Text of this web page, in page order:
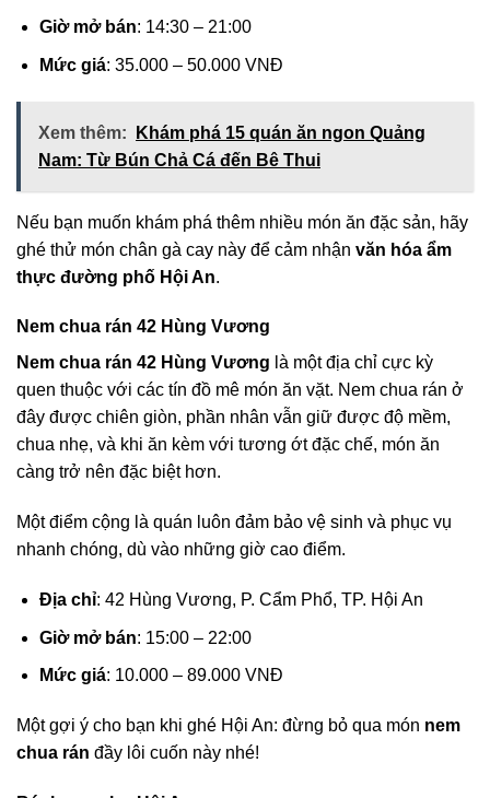
Giờ mở bán: 14:30 – 21:00
Mức giá: 35.000 – 50.000 VNĐ
Xem thêm:
Khám phá 15 quán ăn ngon Quảng
Nam: Từ Bún Chả Cá đến Bê Thui
Nếu bạn muốn khám phá thêm nhiều món ăn đặc sản, hãy
ghé thử món chân gà cay này để cảm nhận văn hóa ẩm
thực đường phố Hội An.
Nem chua rán 42 Hùng Vương
Nem chua rán 42 Hùng Vương là một địa chỉ cực kỳ
quen thuộc với các tín đồ mê món ăn vặt. Nem chua rán ở
đây được chiên giòn, phần nhân vẫn giữ được độ mềm,
chua nhẹ, và khi ăn kèm với tương ớt đặc chế, món ăn
càng trở nên đặc biệt hơn.
Một điểm cộng là quán luôn đảm bảo vệ sinh và phục vụ
nhanh chóng, dù vào những giờ cao điểm.
Địa chỉ: 42 Hùng Vương, P. Cẩm Phổ, TP. Hội An
Giờ mở bán: 15:00 – 22:00
Mức giá: 10.000 – 89.000 VNĐ
Một gợi ý cho bạn khi ghé Hội An: đừng bỏ qua món nem
chua rán đầy lôi cuốn này nhé!